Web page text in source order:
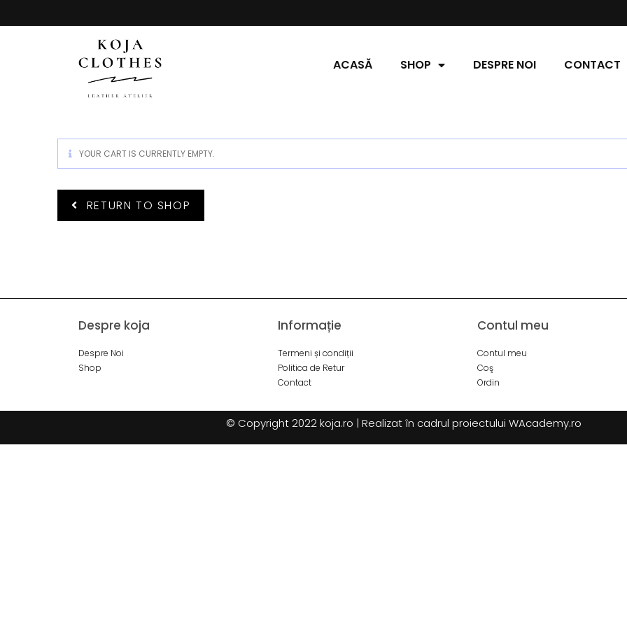
ACASĂ SHOP DESPRE NOI CONTACT
YOUR CART IS CURRENTLY EMPTY.
RETURN TO SHOP
Despre koja
Despre Noi
Shop
Informație
Termeni și condiții
Politica de Retur
Contact
Contul meu
Contul meu
Coş
Ordin
© Copyright 2022 koja.ro | Realizat în cadrul proiectuluiWAcademy.ro